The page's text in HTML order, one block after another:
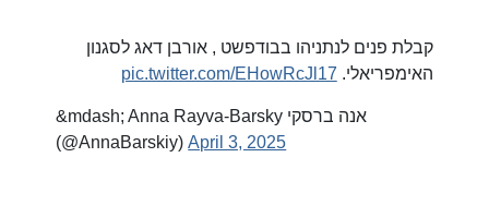
קבלת פנים לנתניהו בבודפשט , אורבן דאג לסגנון
האימפריאלי. pic.twitter.com/EHowRcJl17
&mdash; Anna Rayva-Barsky אנה ברסקי
(@AnnaBarskiy)April 3, 2025